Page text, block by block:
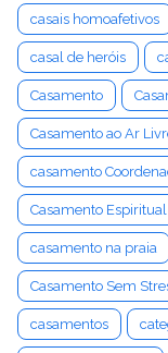
casais homoafetivos
casal de heróis
Casamento
Casamento ao Ar
casamento
Casamento Espiritual
casamento na praia
Casamento Sem
casamentos